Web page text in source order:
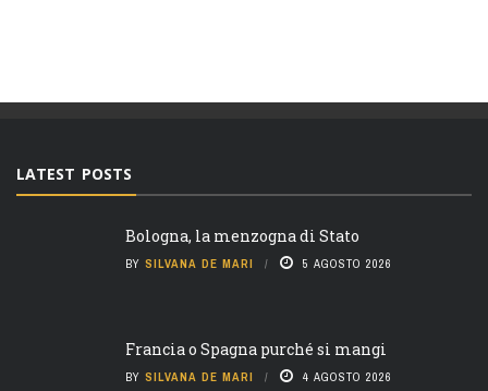
LATEST POSTS
Bologna, la menzogna di Stato
BY SILVANA DE MARI 5 AGOSTO 2026
Francia o Spagna purché si mangi
BY SILVANA DE MARI 4 AGOSTO 2026